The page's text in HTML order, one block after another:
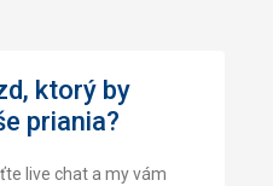
ktorý by
priania?
live chat a my vám